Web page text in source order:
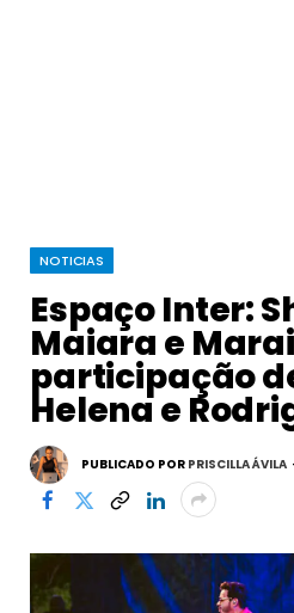
NOTICIAS
Espaço Inter:
Maiara e
participação
Helena e
PUBLICADO POR PRISCILLA ÁVILA